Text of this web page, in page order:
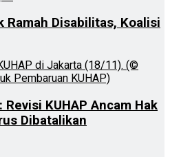
Ramah Disabilitas, Koalisi
KUHAP Ancam Hak
Dibatalikan